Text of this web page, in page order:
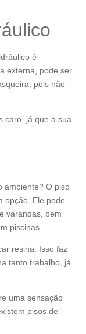
é
externa, pode ser
pois não
caro, já que a sua
ambiente? O piso
opção. Ele pode
varandas, bem
piscinas.
resina. Isso faz
tanto trabalho, já
uma sensação
pisos de